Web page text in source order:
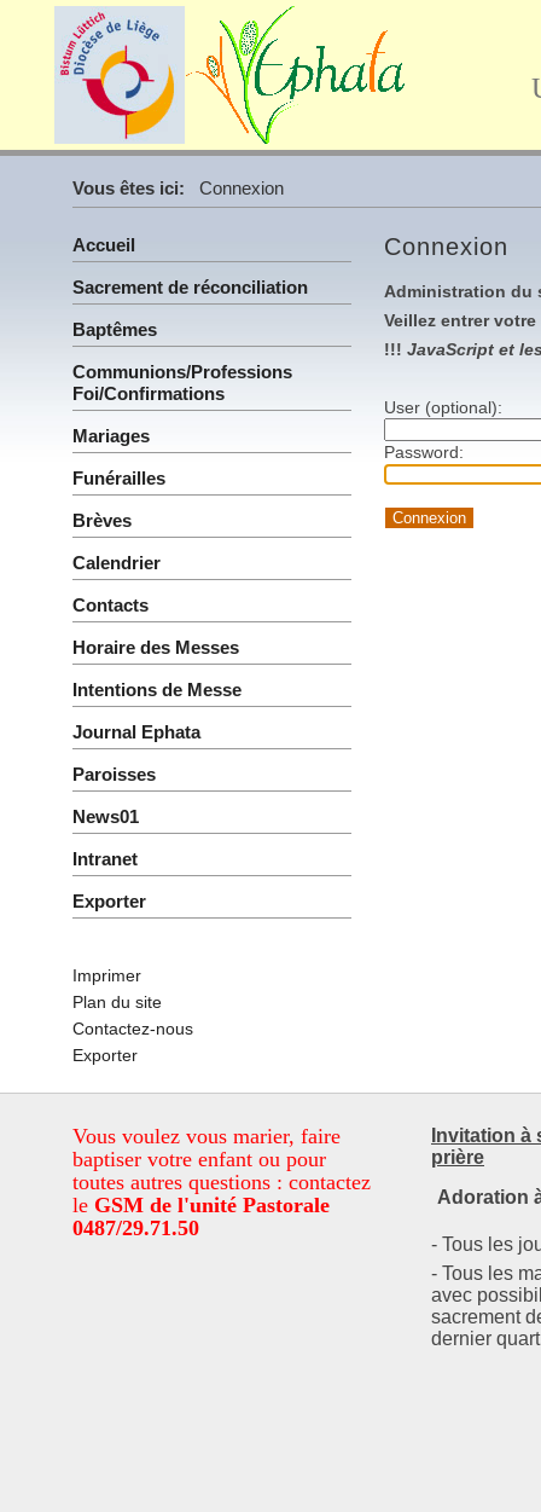
Vous êtes ici: Connexion
Accueil
Sacrement de réconciliation
Baptêmes
Communions/Professions
Foi/Confirmations
Mariages
Funérailles
Brèves
Calendrier
Contacts
Horaire des Messes
Intentions de Messe
Journal Ephata
Paroisses
News01
Intranet
Exporter
Imprimer
Plan du site
Contactez-nous
Exporter
Connexion
Administration du
Veillez entrer
!!! JavaScript et
User (optional):
Password:
Vous voulez vous marier, faire
baptiser votre enfant ou pour
toutes autres questions : contactez
le GSM de l'unité Pastorale
0487/29.71.50
Invitation à
prière
Adoration
- Tous les
- Tous les
avec
sacrement
dernier